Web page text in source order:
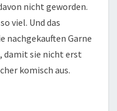
nicht geworden.
viel. Und das
nachgekauften Garne
damit sie nicht erst
komisch aus.